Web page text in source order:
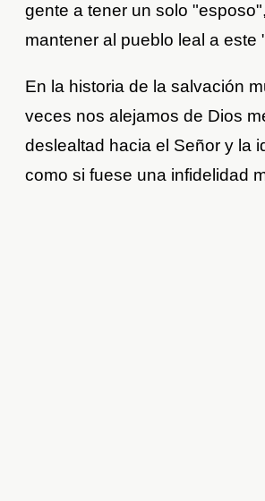
gente a tener un solo
mantener al pueblo leal a este
En la historia de la salvación
veces nos alejamos de Dios
deslealtad hacia el Señor y la
como si fuese una infidelidad